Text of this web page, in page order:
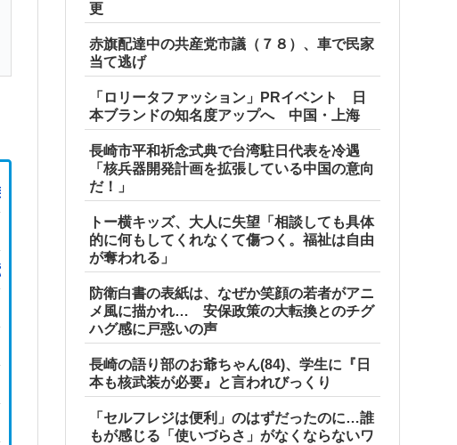
チギレ
状態ｗｗｗｗｗ
国接近（画像」中国「台風同時上陸！（穀物生産が壊滅危機」→
更
赤旗配達中の共産党市議（７８）、車で民家
当て逃げ
「ロリータファッション」PRイベント 日
本ブランドの知名度アップへ 中国・上海
長崎市平和祈念式典で台湾駐日代表を冷遇
「核兵器開発計画を拡張している中国の意向
だ！」
トー横キッズ、大人に失望「相談しても具体
的に何もしてくれなくて傷つく。福祉は自由
が奪われる」
防衛白書の表紙は、なぜか笑顔の若者がアニ
メ風に描かれ… 安保政策の大転換とのチグ
ハグ感に戸惑いの声
長崎の語り部のお爺ちゃん(84)、学生に『日
本も核武装が必要』と言われびっくり
「セルフレジは便利」のはずだったのに…誰
もが感じる「使いづらさ」がなくならないワ